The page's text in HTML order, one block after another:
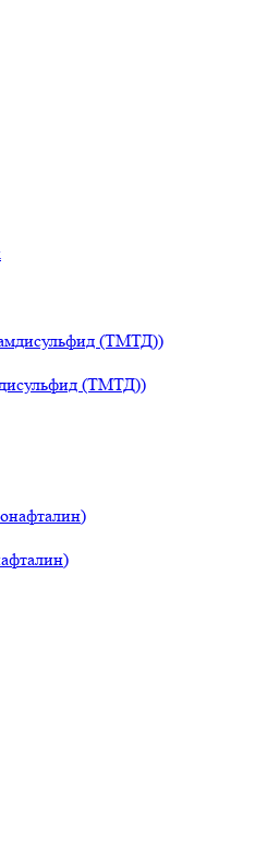
(ТМТД))